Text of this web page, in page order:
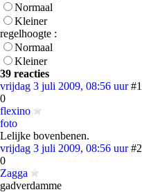
Normaal
Kleiner
regelhoogte :
Normaal
Kleiner
39 reacties
vrijdag 3 juli 2009, 08:56 uur #1
0
flexino
foto
Lelijke bovenbenen.
vrijdag 3 juli 2009, 08:56 uur #2
0
Zagga
gadverdamme